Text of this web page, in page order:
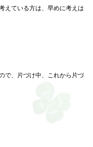
えている方は、早めに考えは
で、片づけ中、これから片づ